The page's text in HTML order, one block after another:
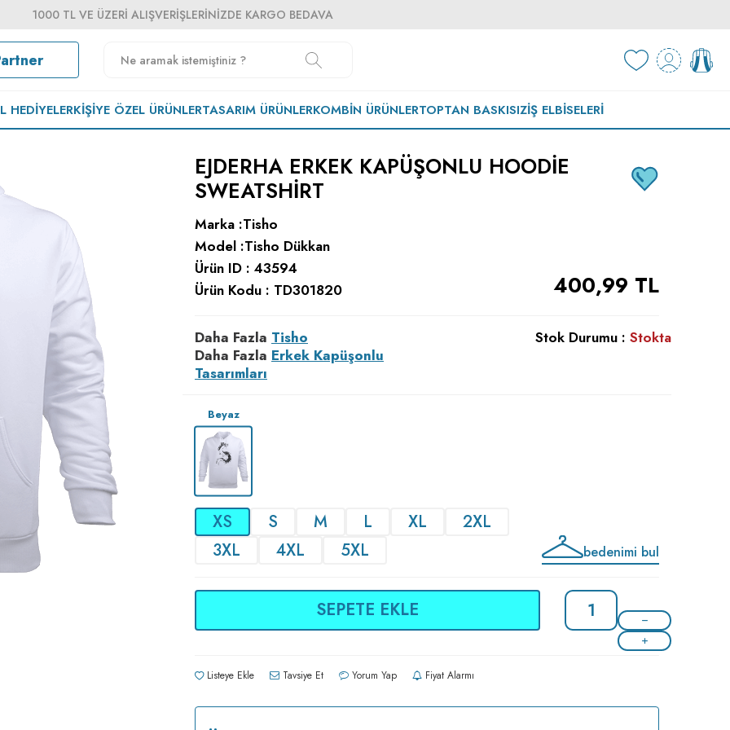
1000 TL VE ÜZERI ALIŞVERIŞLERINIZDE KARGO BEDAVA
HEDIYELERKIŞIYE ÖZEL ÜRÜNLERTASARIM ÜRÜNLERKOMBIN ÜRÜNLERTOPTAN BASKISIZİŞ ELBISELERI
EJDERHA ERKEK KAPÜŞONLU HOODIE
SWEATSHIRT
Marka :Tisho
Model :Tisho Dükkan
Ürün ID : 43594
Ürün Kodu : TD301820 400,99 TL
Daha Fazla Tisho
Daha Fazla Erkek Kapüşonlu
Tasarımları
Stok Durumu : Stokta
Beyaz
XS S M L XL
2XL
3XL
4XL 5XL bedenimi bul
SEPETE EKLE
Listeye Ekle Tavsiye Et Yorum Yap Fiyat Alarmı